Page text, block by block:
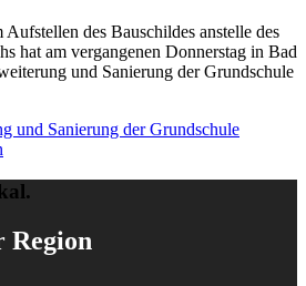
Aufstellen des Bauschildes anstelle des
hat am vergangenen Donnerstag in Bad
und Sanierung der Grundschule
und Sanierung der Grundschule
Region